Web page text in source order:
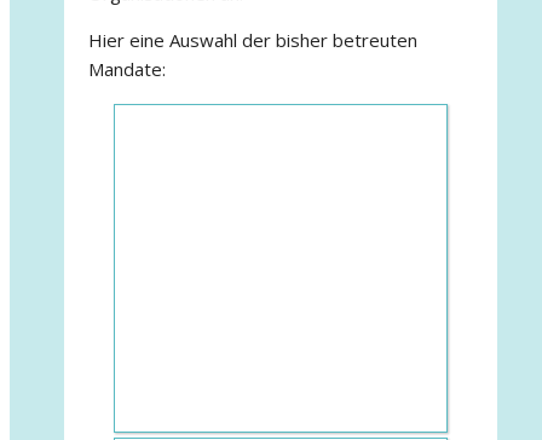
Hier eine Auswahl der bisher betreuten
Mandate: